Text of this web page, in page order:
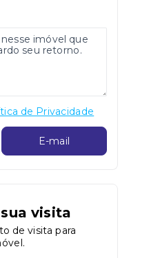
de Privacidade
E-mail
visita
de visita para